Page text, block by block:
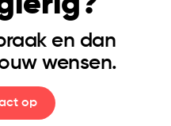
en dan
wensen.
op